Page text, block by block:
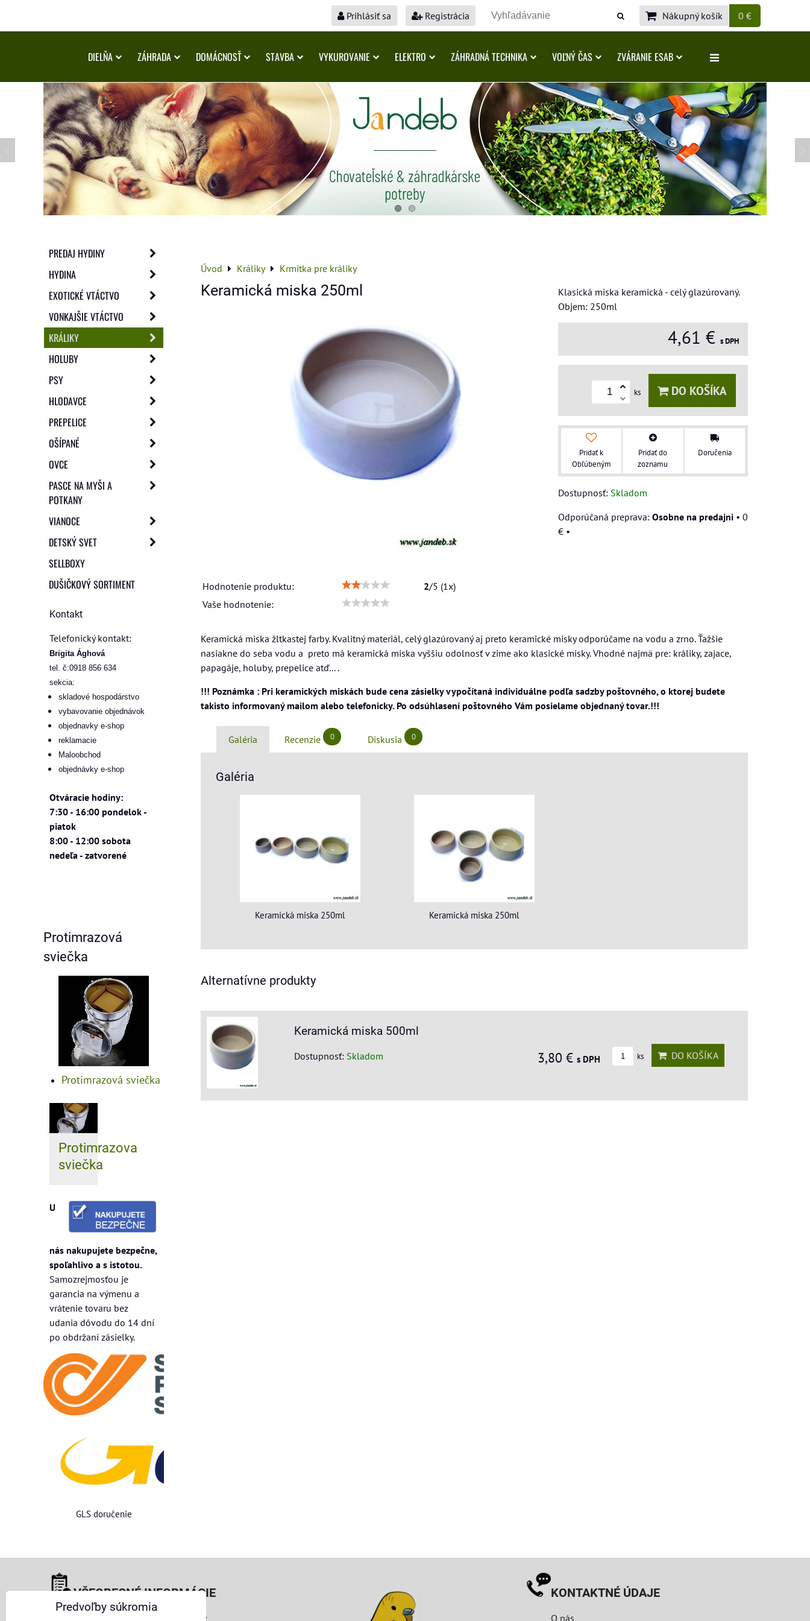
Prihlásiť sa Registrácia Nákupný košík 0 €
DIELŇA ZÁHRADA DOMÁCNOSŤ STAVBA VYKUROVANIE ELEKTRO ZÁHRADNÁ TECHNIKA VOĽNÝ ČAS ZVÁRANIE ESAB
Úvod Králiky Krmítka pre králiky
Keramická miska 250ml
Hodnotenie produktu: 2/5 (1x)
Vaše hodnotenie:
Klasická miska keramická - celý glazúrovaný.
Objem: 250ml
4,61 € s DPH
ks DO KOŠÍKA
Pridať k
Obľúbeným
Pridať do
zoznamu
Doručenia
Dostupnosť: Skladom
Osobne na predajni • 0
€ •
Keramická miska žltkastej farby. Kvalitný materiál, celý glazúrovaný aj preto keramické misky odporúčame na vodu a zrno. Ťažšie
nasiakne do seba vodu a preto má keramická miska vyššiu odolnosť v zime ako klasické misky. Vhodné najmä pre: králiky, zajace,
papagáje, holuby, prepelice atď... .
!!! Poznámka : Pri keramických miskách bude cena zásielky vypočítaná individuálne podľa sadzby poštovného, o ktorej budete
takisto informovaný mailom alebo telefonicky. Po odsúhlasení poštovného Vám posielame objednaný tovar.!!!
Galéria Recenzie 0 Diskusia 0
Galéria
Keramická miska 250ml Keramická miska 250ml
Alternatívne produkty
Keramická miska 500ml
Dostupnosť: Skladom 3,80 € s DPH ks DO KOŠÍKA
PREDAJ HYDINY
HYDINA
EXOTICKÉ VTÁCTVO
VONKAJŠIE VTÁCTVO
KRÁLIKY
HOLUBY
PSY
HLODAVCE
PREPELICE
OŠÍPANÉ
OVCE
PASCE NA MYŠI A
POTKANY
VIANOCE
DETSKÝ SVET
SELLBOXY
DUŠIČKOVÝ SORTIMENT
Kontakt
Telefonický kontakt:
Brigita Ághová
tel. č:0918 856 634
sekcia:
skladové hospodárstvo
vybavovanie objednávok
objednavky e-shop
reklamacie
Maloobchod
objednávky e-shop
Otváracie hodiny:
7:30 - 16:00 pondelok -
piatok
8:00 - 12:00 sobota
nedeľa - zatvorené
Protimrazová
sviečka
Protimrazová sviečka
Protimrazova
sviečka
U
nás nakupujete bezpečne,
spoľahlivo a s istotou.
Samozrejmosťou je
garancia na výmenu a
vrátenie tovaru bez
udania dôvodu do 14 dní
po obdržaní zásielky.
GLS doručenie
VŠEOBECNÉ INFORMÁCIE
Obchodné podmienky pre osoby
KONTAKTNÉ ÚDAJE
O nás
Predvoľby súkromia